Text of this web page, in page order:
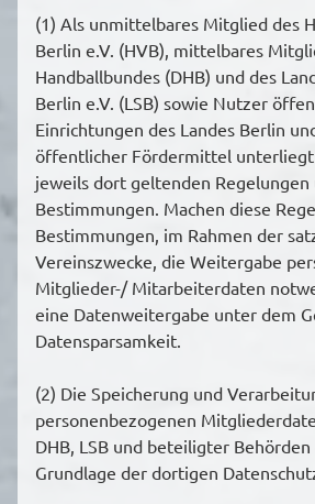
(1) Als unmittelbares Mitglied des
Berlin e.V. (HVB), mittelbares
Handballbundes (DHB) und des
Berlin e.V. (LSB) sowie Nutzer
Einrichtungen des Landes Berlin
öffentlicher Fördermittel unterliegt
jeweils dort geltenden Regelungen
Bestimmungen. Machen diese
Bestimmungen, im Rahmen der
Vereinszwecke, die Weitergabe
Mitglieder-/ Mitarbeiterdaten
eine Datenweitergabe unter dem
Datensparsamkeit.
(2) Die Speicherung und
personenbezogenen
DHB, LSB und beteiligter
Grundlage der dortigen